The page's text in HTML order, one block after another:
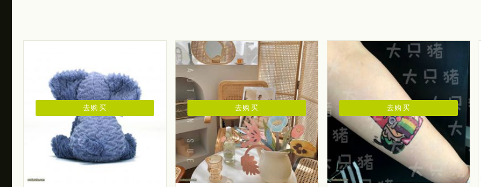
去购买 去购买 去购买